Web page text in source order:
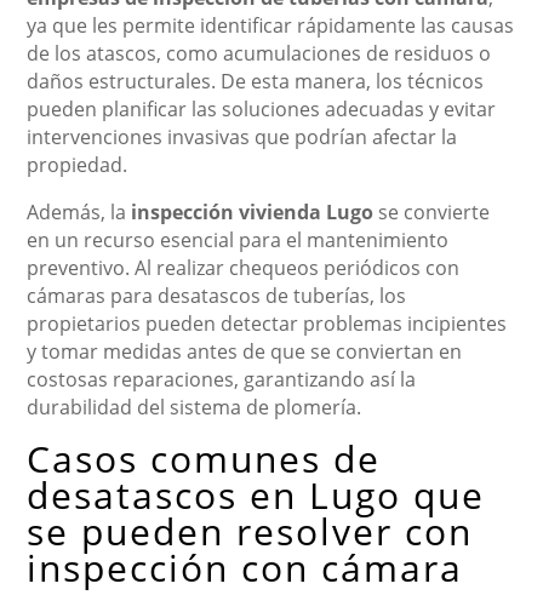
ya que les permite identificar rápidamente las causas
de los atascos, como acumulaciones de residuos o
daños estructurales. De esta manera, los técnicos
pueden planificar las soluciones adecuadas y evitar
intervenciones invasivas que podrían afectar la
propiedad.
Además, la inspección vivienda Lugo se convierte
en un recurso esencial para el mantenimiento
preventivo. Al realizar chequeos periódicos con
cámaras para desatascos de tuberías, los
propietarios pueden detectar problemas incipientes
y tomar medidas antes de que se conviertan en
costosas reparaciones, garantizando así la
durabilidad del sistema de plomería.
Casos comunes de
desatascos en Lugo que
se pueden resolver con
inspección con cámara